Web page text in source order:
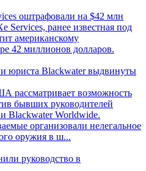
оштрафовали на $42 млн
Services, ранее известная под
американскому
42 миллионов долларов.
юриста Blackwater выдвинуты
рассматривает возможность
бывших руководителей
Blackwater Worldwide.
организовали нелегальное
оружия в ш...
руководство в